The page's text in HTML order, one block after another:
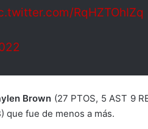
RqHZTOhIZq
Brown (27 PTOS, 5 AST 9
que fue de menos a más.